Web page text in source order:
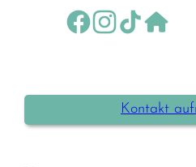
https://https://https://
Kontakt